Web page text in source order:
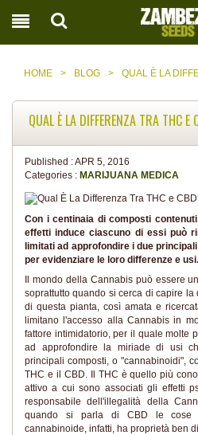
HOME > BLOG > QUAL È LA
QUAL È LA DIFFERENZA TRA THC E
Published :APR 5, 2016
Categories : MARIJUANA MEDICA
Con i centinaia di composti
effetti induce ciascuno di essi può
limitati ad approfondire i due
per evidenziare le loro differenze e usi.
Il mondo della Cannabis può essere
soprattutto quando si cerca di capire la
di questa pianta, così amata e
limitano l'accesso alla Cannabis in
fattore intimidatorio, per il quale molte
ad approfondire la miriade di usi
principali composti, o "cannabinoidi",
THC e il CBD. Il THC è quello più
attivo a cui sono associati gli effetti
responsabile dell'illegalità della
quando si parla di CBD le cose
cannabinoide, infatti, ha proprietà ben